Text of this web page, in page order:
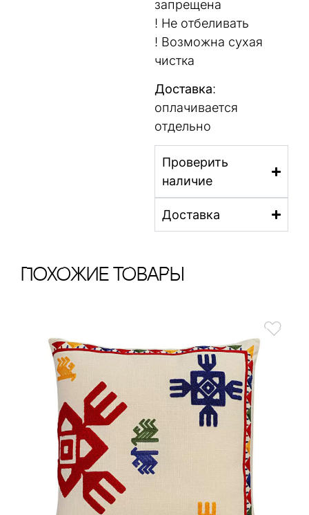
запрещена
! Не отбеливать
! Возможна сухая
чистка
Доставка:
оплачивается
отдельно
Проверить
наличие
Доставка
ПохОжИе тОваРы